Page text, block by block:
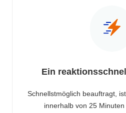
Ein
Schnellstmöglich beauftragt,
innerhalb von 25